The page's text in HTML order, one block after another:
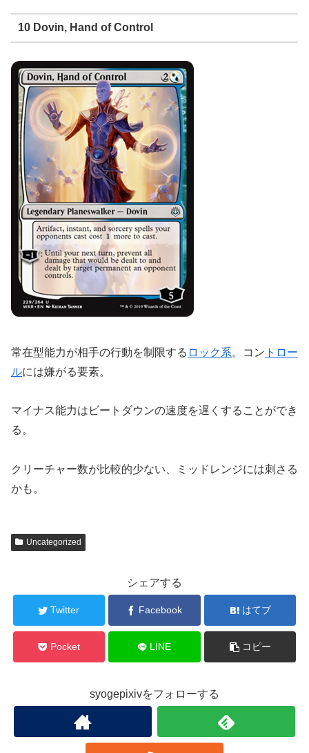
10 Dovin, Hand of Control
常在型能力が相手の行動を制限する ロック系。コン トロー
ルには嫌がる要素。
マイナス能力はビートダウンの速度を遅くすることができ
る。
クリーチャー数が比較的少ない、ミッドレンジには刺さる
かも。
Uncategorized
シェアする
Twitter Facebook はてブ
Pocket LINE コピー
syogepixivをフォローする